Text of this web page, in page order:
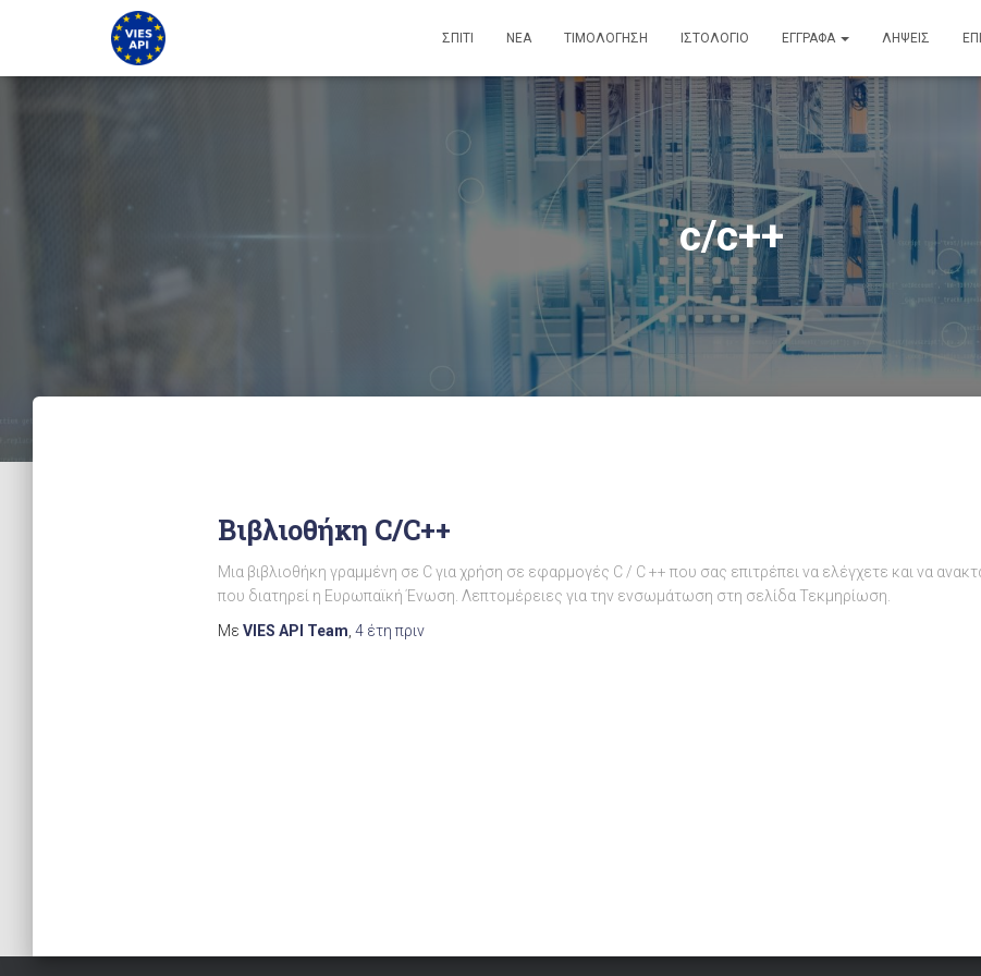
ΣΠΊΤΙ ΝΈΑ ΤΙΜΟΛΌΓΗΣΗ ΙΣΤΟΛΌΓΙΟ ΈΓΓΡΑΦΑ ΛΉΨΕΙΣ
c/c++
Βιβλιοθήκη C/C++
Μια βιβλιοθήκη γραμμένη σε C για χρήση σε εφαρμογές C / C ++ που σας επιτρέπει να ελέγχετε και να
που διατηρεί η Ευρωπαϊκή Ένωση. Λεπτομέρειες για την ενσωμάτωση στη σελίδα Τεκμηρίωση.
Με VIES API Team 4 έτη πριν